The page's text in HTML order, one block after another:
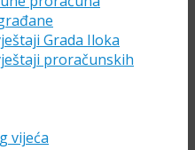
Grada Iloka
proračunskih
vijeća